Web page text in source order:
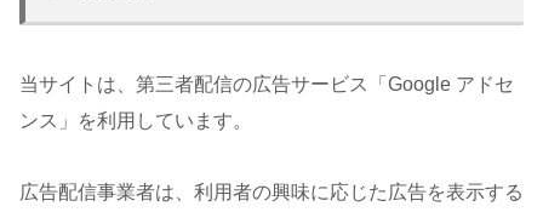
当サイトは、第三者配信の広告サービス「Google アドセ
ンス」を利用しています。
広告配信事業者は、利用者の興味に応じた広告を表示する